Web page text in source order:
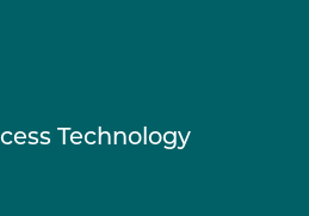
Technology